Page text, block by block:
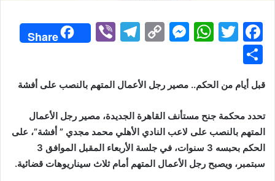
F
e
b
o
o
k
T
er
W
s
A
p
p
M
s
e
n
g
er
C
y
Li
n
k
T
gr
a
m
Vi
b
Share
ar
e
قبل أيام من الحكم.. مصير رجل الأعمال المتهم بالنصب على أفشة
تحدد محكمة جنح مستأنف القاهرة الجديدة، مصير رجل الأعمال
المتهم بالنصب على لاعب النادي الأهلي محمد مجدي ” أفشة”، على
الحكم بحبسه 3 سنوات، في جلسة الأربعاء المقبل الموافق 3
سبتمبر، ويصبح رجل الأعمال المتهم أمام ثلاث سيناريوهات قضائية.